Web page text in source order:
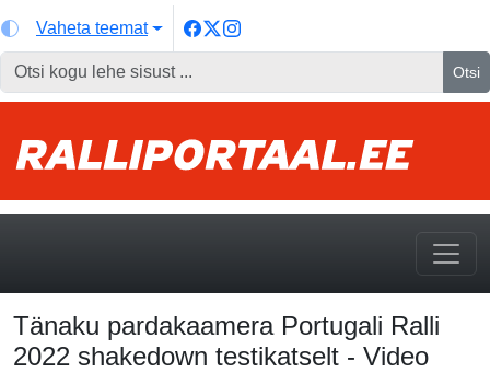
Vaheta teemat
Otsi
Tänaku pardakaamera Portugali Ralli
2022 shakedown testikatselt - Video